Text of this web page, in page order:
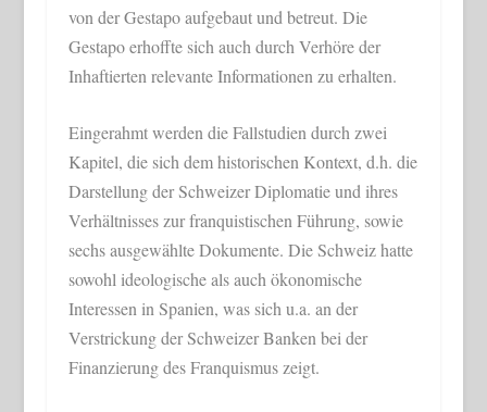
von der Gestapo aufgebaut und betreut. Die
Gestapo erhoffte sich auch durch Verhöre der
Inhaftierten relevante Informationen zu erhalten.
Eingerahmt werden die Fallstudien durch zwei
Kapitel, die sich dem historischen Kontext, d.h. die
Darstellung der Schweizer Diplomatie und ihres
Verhältnisses zur franquistischen Führung, sowie
sechs ausgewählte Dokumente. Die Schweiz hatte
sowohl ideologische als auch ökonomische
Interessen in Spanien, was sich u.a. an der
Verstrickung der Schweizer Banken bei der
Finanzierung des Franquismus zeigt.